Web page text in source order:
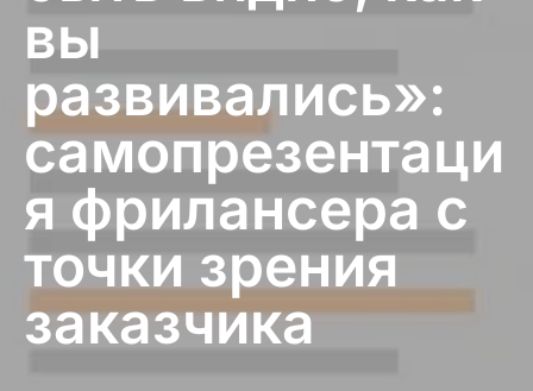
вы
развивались»:
самопрезентаци
я фрилансера с
точки зрения
заказчика